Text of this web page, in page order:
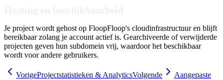
Je project wordt gehost op FloopFloop's cloudinfrastructuur en blijft
bereikbaar zolang je account actief is. Gearchiveerde of verwijderde
projecten geven hun subdomein vrij, waardoor het beschikbaar
wordt voor andere gebruikers.
VorigeProjectstatistieken & AnalyticsVolgende
Aangepaste